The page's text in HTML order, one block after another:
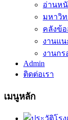
อ่านห
มหาวิท
คลังข้
งานแ
งานกร
Admin
ติดต่อเรา
เมนูหลัก